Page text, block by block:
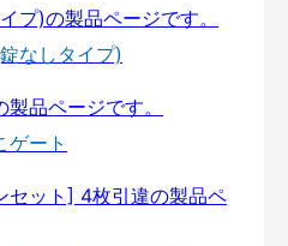
なしタイプ)
ゲート